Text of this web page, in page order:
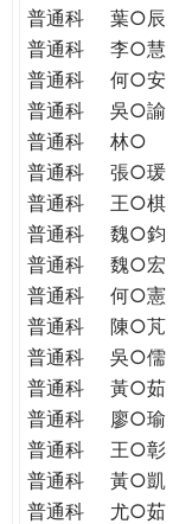
普通科
葉○辰
普通科
李○慧
普通科
何○安
普通科
吳○諭
普通科
林○
普通科
張○瑗
普通科
王○棋
普通科
魏○鈞
普通科
魏○宏
普通科
何○憲
普通科
陳○芃
普通科
吳○儒
普通科
黃○茹
普通科
廖○瑜
普通科
王○彰
普通科
黃○凱
普通科
尤○茹